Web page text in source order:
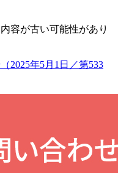
容が古い可能性があり
2025年5月1日／第533